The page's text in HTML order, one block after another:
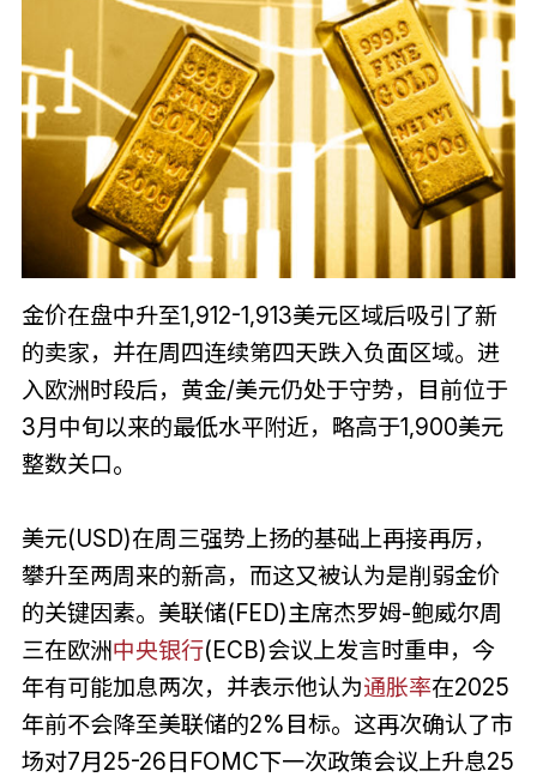
金价在盘中升至1,912-1,913美元区域后吸引了新
的卖家，并在周四连续第四天跌入负面区域。进
入欧洲时段后，黄金/美元仍处于守势，目前位于
3月中旬以来的最低水平附近，略高于1,900美元
整数关口。
美元(USD)在周三强势上扬的基础上再接再厉，
攀升至两周来的新高，而这又被认为是削弱金价
的关键因素。美联储(FED)主席杰罗姆-鲍威尔周
三在欧洲中央银行(ECB)会议上发言时重申，今
年有可能加息两次，并表示他认为通胀率在2025
年前不会降至美联储的2%目标。这再次确认了市
场对7月25-26日FOMC下一次政策会议上升息25